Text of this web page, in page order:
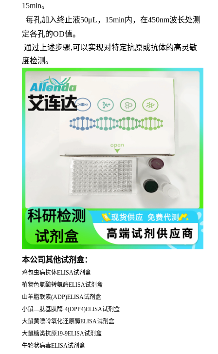
15min。
每孔加入终止液50μL，15min内，在450nm波长处测
定各孔的OD值。
通过上述步骤,可以实现对特定抗原或抗体的高灵敏
度检测。
本公司其他试剂盒：
鸡包虫病抗体ELISA试剂盒
植物色氨酸转氨酶ELISA试剂盒
山羊脂联素(ADP)ELISA试剂盒
小鼠二肽基肽酶-4(DPP4)ELISA试剂盒
大鼠黄嘌呤氧化还原酶ELISA试剂盒
大鼠糖类抗原19-9ELISA试剂盒
牛轮状病毒ELISA试剂盒